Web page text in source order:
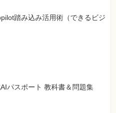
踏み込み活用術（できるビジ
パスポート 教科書＆問題集